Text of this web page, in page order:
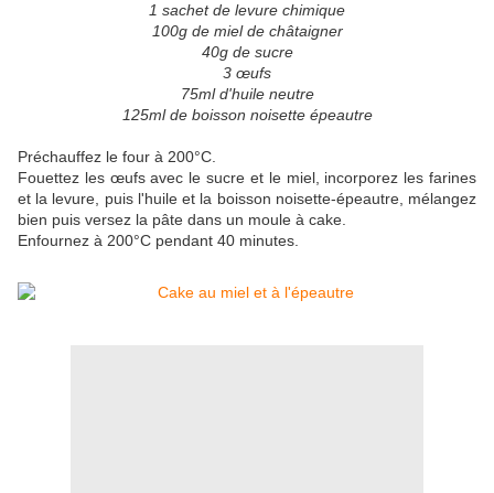
1 sachet de levure chimique
100g de miel de châtaigner
40g de sucre
3 œufs
75ml d'huile neutre
125ml de boisson noisette épeautre
Préchauffez le four à 200°C.
Fouettez les œufs avec le sucre et le miel, incorporez les farines
et la levure, puis l'huile et la boisson noisette-épeautre, mélangez
bien puis versez la pâte dans un moule à cake.
Enfournez à 200°C pendant 40 minutes.